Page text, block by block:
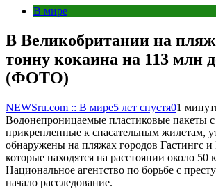
В мире
В Великобритании на
тонну кокаина на 113 млн
(ФОТО)
NEWSru.com :: В мире5 лет спустя01
Водонепроницаемые пластиковые пакеты
прикрепленные к спасательным жилетам,
обнаружены на пляжах городов Гастингс
которые находятся на расстоянии около 50
Национальное агентство по борьбе с
начало расследование.